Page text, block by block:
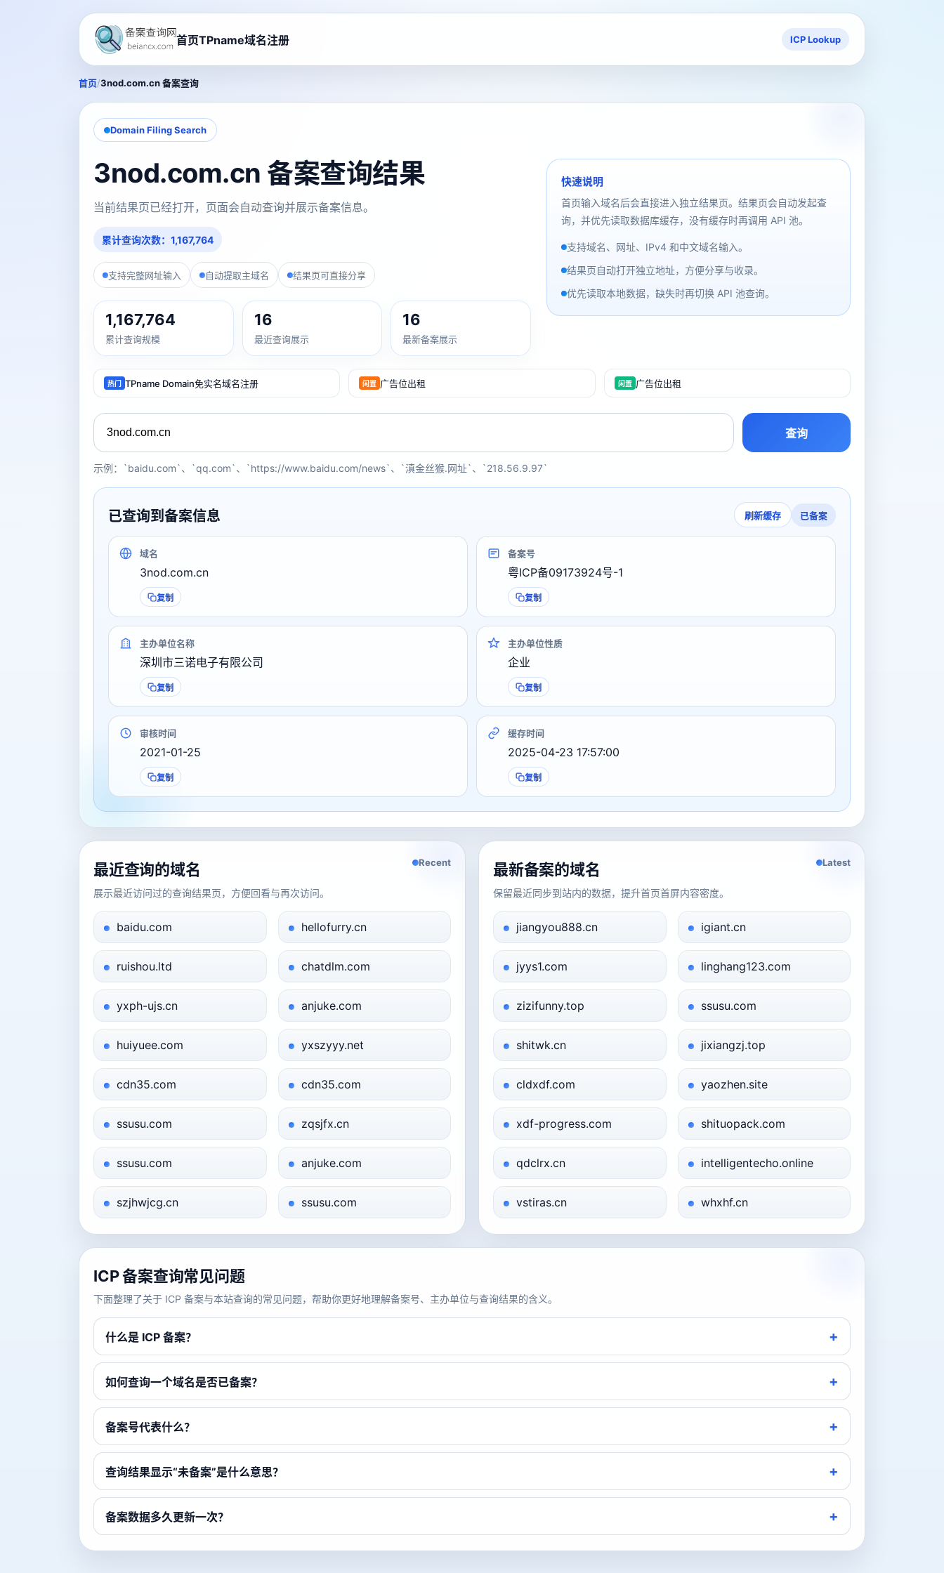
首页TPname域名注册 ICP Lookup
首页/3nod.com.cn 备案查询
Domain Filing Search
3nod.com.cn 备案查询结果
当前结果页已经打开，页面会自动查询并展示备案信息。
累计查询次数：1,167,764
支持完整网址输入 自动提取主域名 结果页可直接分享
1,167,764
累计查询规模
16
最近查询展示
16
最新备案展示
快速说明
首页输入域名后会直接进入独立结果页。结果页会自动发起查
询，并优先读取数据库缓存，没有缓存时再调用 API 池。
支持域名、网址、IPv4 和中文域名输入。
结果页自动打开独立地址，方便分享与收录。
优先读取本地数据，缺失时再切换 API 池查询。
热门 TPname Domain免实名域名注册 闲置 广告位出租 闲置 广告位出租
查询
示例：`baidu.com`、`qq.com`、`https://www.baidu.com/news`、`滇金丝猴.网址`、`218.56.9.97`
已查询到备案信息 刷新缓存 已备案
域名
3nod.com.cn
复制
备案号
粤ICP备09173924号-1
复制
主办单位名称
深圳市三诺电子有限公司
复制
主办单位性质
企业
复制
审核时间
2021-01-25
复制
缓存时间
2025-04-23 17:57:00
复制
最近查询的域名
展示最近访问过的查询结果页，方便回看与再次访问。
Recent
baidu.com hellofurry.cn
ruishou.ltd chatdlm.com
yxph-ujs.cn anjuke.com
huiyuee.com yxszyyy.net
cdn35.com cdn35.com
ssusu.com zqsjfx.cn
ssusu.com anjuke.com
szjhwjcg.cn ssusu.com
最新备案的域名
保留最近同步到站内的数据，提升首页首屏内容密度。
Latest
jiangyou888.cn igiant.cn
jyys1.com linghang123.com
zizifunny.top ssusu.com
shitwk.cn jixiangzj.top
cldxdf.com yaozhen.site
xdf-progress.com shituopack.com
qdclrx.cn intelligentecho.online
vstiras.cn whxhf.cn
ICP 备案查询常见问题
下面整理了关于 ICP 备案与本站查询的常见问题，帮助你更好地理解备案号、主办单位与查询结果的含义。
什么是 ICP 备案？
如何查询一个域名是否已备案？
备案号代表什么？
查询结果显示“未备案”是什么意思？
备案数据多久更新一次？